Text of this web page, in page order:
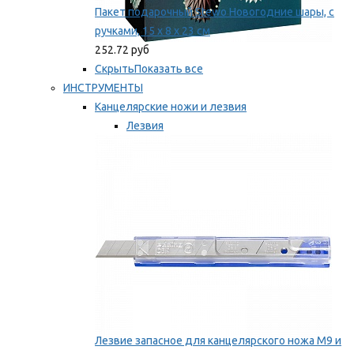
Пакет подарочный Stewo Новогодние шары, с
ручками, 15 х 8 х 23 см
252.72 руб
СкрытьПоказать все
ИНСТРУМЕНТЫ
Канцелярские ножи и лезвия
Лезвия
Лезвие запасное для канцелярского ножа M9 и